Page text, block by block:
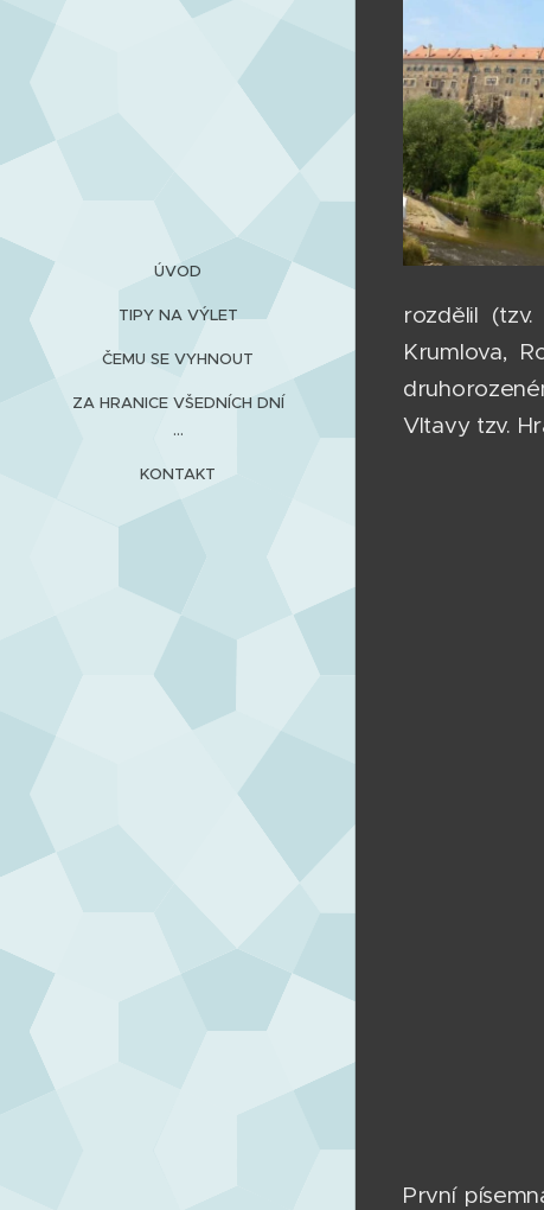
ÚVOD
TIPY NA VÝLET
ČEMU SE VYHNOUT
ZA HRANICE VŠEDNÍCH DNÍ
...
KONTAKT
rozdělil
Krumlova,
Vltavy tzv.
První